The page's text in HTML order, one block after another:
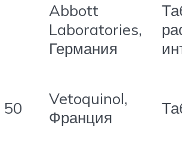
Abbott
Laboratories,
Германия
50
Vetoquinol,
Франция